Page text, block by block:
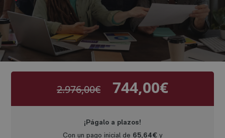
2.976,00€
era:
2.976,00€.
744,00€El